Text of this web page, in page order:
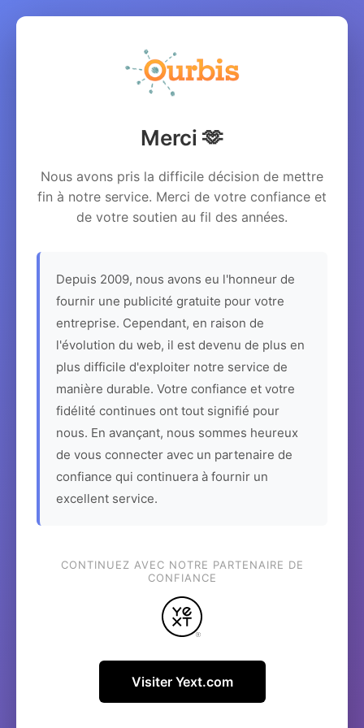
Merci 🫶
Nous avons pris la difficile décision de mettre
fin à notre service. Merci de votre confiance et
de votre soutien au fil des années.
Depuis 2009, nous avons eu l'honneur de
fournir une publicité gratuite pour votre
entreprise. Cependant, en raison de
l'évolution du web, il est devenu de plus en
plus difficile d'exploiter notre service de
manière durable. Votre confiance et votre
fidélité continues ont tout signifié pour
nous. En avançant, nous sommes heureux
de vous connecter avec un partenaire de
confiance qui continuera à fournir un
excellent service.
CONTINUEZ AVEC NOTRE PARTENAIRE DE
CONFIANCE
Visiter Yext.com